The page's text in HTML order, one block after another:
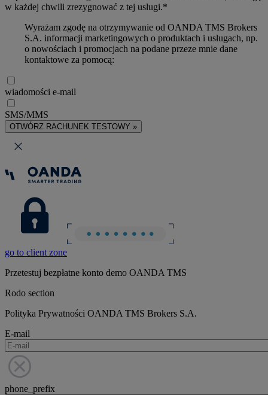
w każdej chwili zrezygnować z tej usługi.*
Wyrażam zgodę na otrzymywanie od OANDA TMS Brokers
S.A. informacji marketingowych o produktach i usługach, np.
o nowościach i promocjach na podane przeze mnie dane
kontaktowe za pomocą:
wiadomości e-mail
SMS/MMS
OTWÓRZ RACHUNEK TESTOWY »
go to client zone
Przetestuj bezpłatne konto demo OANDA TMS
Rodo section
Polityka Prywatności OANDA TMS Brokers S.A.
E-mail
phone_prefix